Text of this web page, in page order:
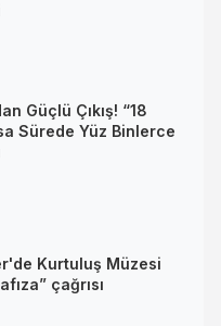
Güçlü Çıkış! “18
Sürede Yüz Binlerce
Kurtuluş Müzesi
çağrısı